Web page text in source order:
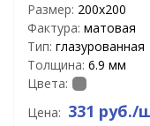
Размер: 200х200
Фактура: матовая
Тип: глазурованная
Толщина: 6.9 мм
Цвета:
Цена: 331 руб./